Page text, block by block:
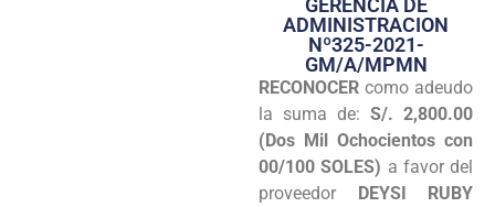
Seguridad
Programas
Intranet
ADMINISTRACION
Nº325-2021-
GM/A/MPMN
RECONOCER como adeudo
la suma de: S/. 2,800.00
(Dos Mil Ochocientos con
00/100 SOLES) a favor del
proveedor DEYSI RUBY